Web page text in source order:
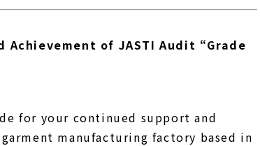
of JASTI Audit “Grade
for your continued support and
manufacturing factory based in